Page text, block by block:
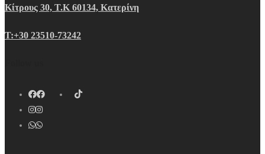
Κίτρους 30, Τ.Κ 60134, Κατερίνη
Τ:+30 23510-73242